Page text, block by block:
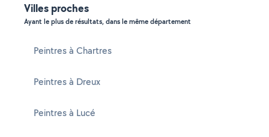
Villes proches
Ayant le plus de résultats, dans le même département
Peintres à Chartres
Peintres à Dreux
Peintres à Lucé